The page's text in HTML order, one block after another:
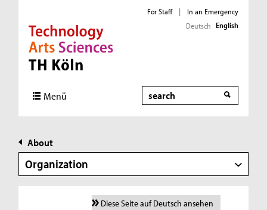
Direkt zur Hauptnavigation
Direkt zur Subnavigation
Direkt zum Inhalt
Direkt zum Fußbereich
For Staff |
In an Emergency
Deutsch English
Menü Search
About
Organization
Diese Seite auf Deutsch ansehen